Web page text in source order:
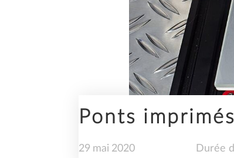
ENTREPRISE
Ponts
29 mai 2020 Durée